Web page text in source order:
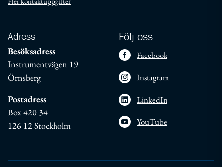
Adress
Besöksadress
Instrumentvägen 19
Örnsberg
Postadress
Box 420 34
126 12 Stockholm
Följ oss
Facebook
Instagram
LinkedIn
YouTube